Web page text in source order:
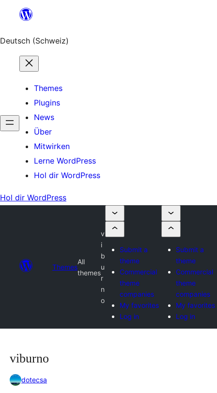
springen
Deutsch (Schweiz)
Themes
Plugins
News
Über
Mitwirken
Lerne WordPress
Hol dir WordPress
Hol dir WordPress
Themes
All
themes
v
i
b
u
r
n
o
Submit a
theme
Commercial
theme
companies
My favorites
Log in
Submit a
theme
Commercial
theme
companies
My favorites
Log in
viburno
dotecsa